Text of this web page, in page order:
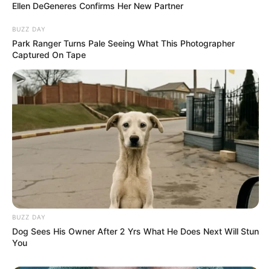
Ellen DeGeneres Confirms Her New Partner
BUZZ DAY
Park Ranger Turns Pale Seeing What This Photographer
Captured On Tape
BUZZ DAY
Dog Sees His Owner After 2 Yrs What He Does Next Will Stun
You